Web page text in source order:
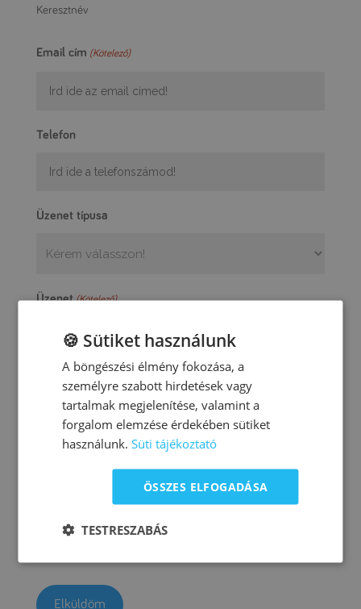
Keresztnév
Email cím (Kötelező)
Telefon
Üzenet típusa
Üzenet (Kötelező)
k
foglaltakat elfogadom.
🍪 Sütiket használunk
A böngészési élmény fokozása, a
személyre szabott hirdetések vagy
tartalmak megjelenítése, valamint a
forgalom elemzése érdekében sütiket
használunk. Süti tájékoztató
ÖSSZES ELFOGADÁSA
TESTRESZABÁS